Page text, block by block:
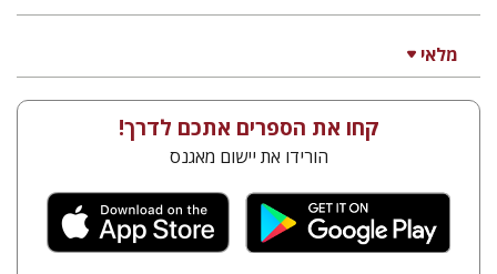
מלאי
קחו את הספרים אתכם לדרך!
הורידו את יישום מאגנס